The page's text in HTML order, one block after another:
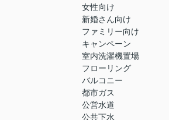
女性向け
新婚さん向け
ファミリー向け
キャンペーン
室内洗濯機置場
フローリング
バルコニー
都市ガス
公営水道
公共下水